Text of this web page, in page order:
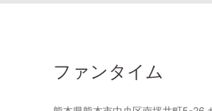
ファンタイム